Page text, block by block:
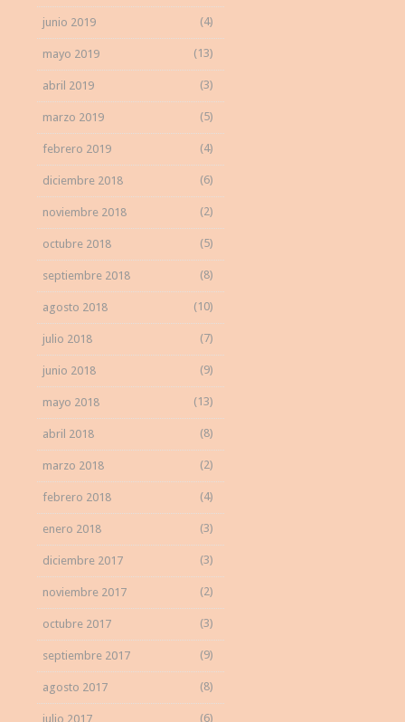
junio 2019 (4)
mayo 2019 (13)
abril 2019 (3)
marzo 2019 (5)
febrero 2019 (4)
diciembre 2018 (6)
noviembre 2018 (2)
octubre 2018 (5)
septiembre 2018 (8)
agosto 2018 (10)
julio 2018 (7)
junio 2018 (9)
mayo 2018 (13)
abril 2018 (8)
marzo 2018 (2)
febrero 2018 (4)
enero 2018 (3)
diciembre 2017 (3)
noviembre 2017 (2)
octubre 2017 (3)
septiembre 2017 (9)
agosto 2017 (8)
julio 2017 (6)